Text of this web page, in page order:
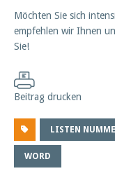
Möchten Sie sich
empfehlen wir Ihnen
Sie!
Beitrag drucken
LISTEN
WORD